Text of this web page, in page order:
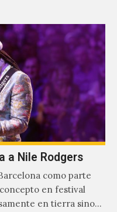
a Nile Rodgers
como parte
en festival
en tierra sino